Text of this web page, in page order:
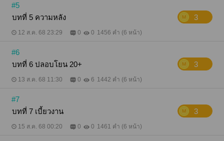
#5
บทที่ 5 ความหลัง
3
12 ส.ค. 68 23:29 0 0 1456 คำ (6 หน้า)
#6
บทที่ 6 ปลอบโยน 20+
3
13 ส.ค. 68 11:30 0 6 1442 คำ (6 หน้า)
#7
บทที่ 7 เบี้ยวงาน
3
15 ส.ค. 68 00:20 0 0 1461 คำ (6 หน้า)